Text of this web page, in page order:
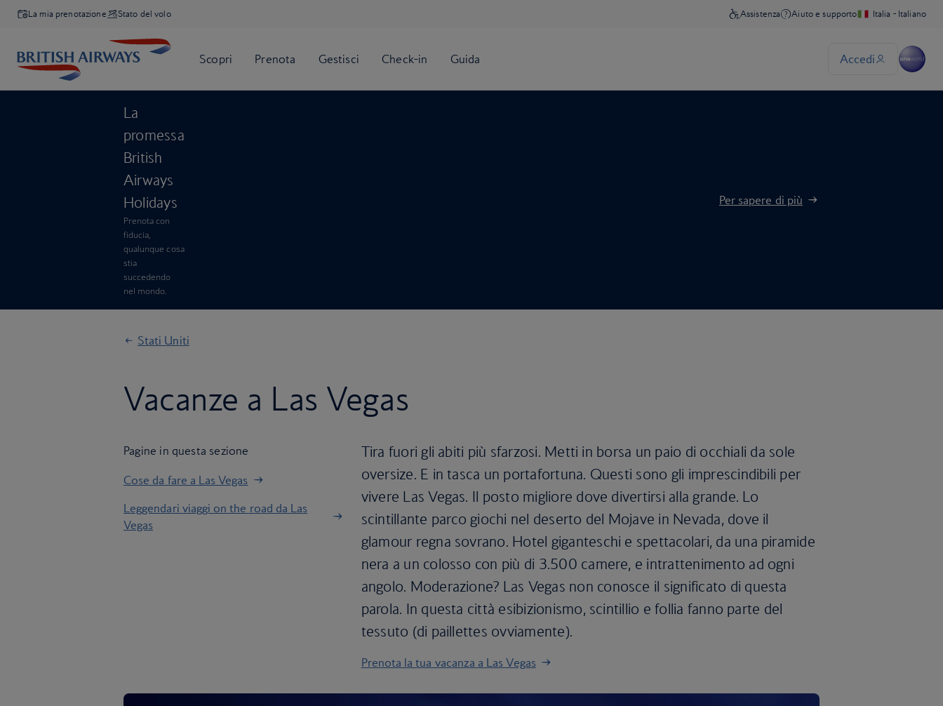
La mia prenotazione Stato del volo
La
promessa
British
Airways
Holidays
Prenota con
fiducia,
qualunque cosa
stia
succedendo
nel mondo.
Per sapere di più
Stati Uniti
Vacanze a Las Vegas
Pagine in questa sezione
Cose da fare a Las Vegas
Leggendari viaggi on the road da Las
Vegas
Tira fuori gli abiti più sfarzosi. Metti in borsa un paio di occhiali da sole
oversize. E in tasca un portafortuna. Questi sono gli imprescindibili per
vivere Las Vegas. Il posto migliore dove divertirsi alla grande. Lo
scintillante parco giochi nel deserto del Mojave in Nevada, dove il
glamour regna sovrano. Hotel giganteschi e spettacolari, da una piramide
nera a un colosso con più di 3.500 camere, e intrattenimento ad ogni
angolo. Moderazione? Las Vegas non conosce il significato di questa
parola. In questa città esibizionismo, scintillio e follia fanno parte del
tessuto (di paillettes ovviamente).
Prenota la tua vacanza a Las Vegas